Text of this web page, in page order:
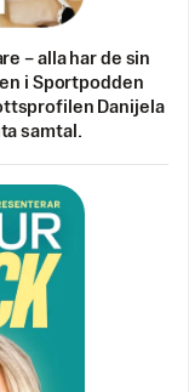
– alla har de sin
i Sportpodden
Danijela
samtal.